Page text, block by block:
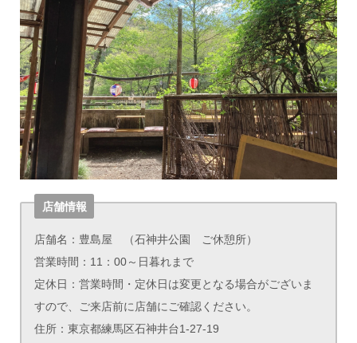
店舗情報
店舗名：豊島屋 （石神井公園 ご休憩所）
営業時間：11：00～日暮れまで
定休日：営業時間・定休日は変更となる場合がございま
すので、ご来店前に店舗にご確認ください。
住所：東京都練馬区石神井台1-27-19